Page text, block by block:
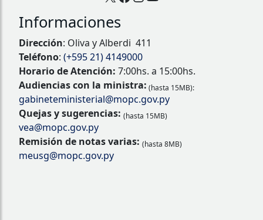
Informaciones
Dirección: Oliva y Alberdi 411
Teléfono: (+595 21) 4149000
Horario de Atención: 7:00hs. a 15:00hs.
Audiencias con la ministra: (hasta 15MB):
gabineteministerial@mopc.gov.py
Quejas y sugerencias: (hasta 15MB)
vea@mopc.gov.py
Remisión de notas varias: (hasta 8MB)
meusg@mopc.gov.py